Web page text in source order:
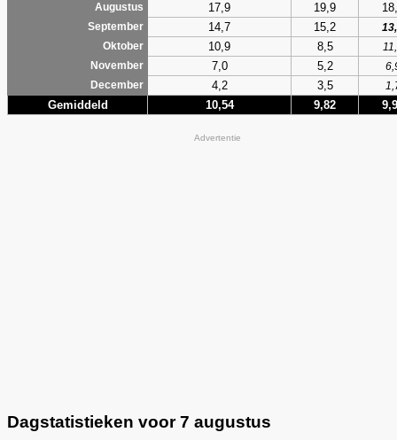
Augustus 17,9 19,9
September 14,7 15,2
Oktober
10,9 8,5
November
7,0 5,2
December
4,2 3,5
Gemiddeld 10,54 9,82
Advertentie
Dagstatistieken voor 7 augustus